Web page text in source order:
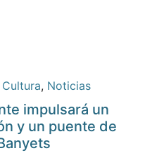
Cultura, Noticias
impulsará un
y un puente de